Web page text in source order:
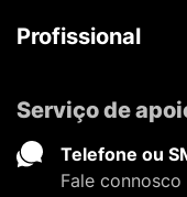
Profissional
Serviço de
Telefone ou
Fale connosco